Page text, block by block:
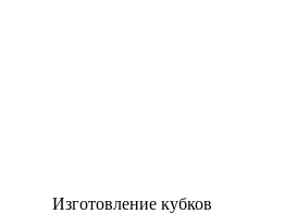
Изготовление кубков